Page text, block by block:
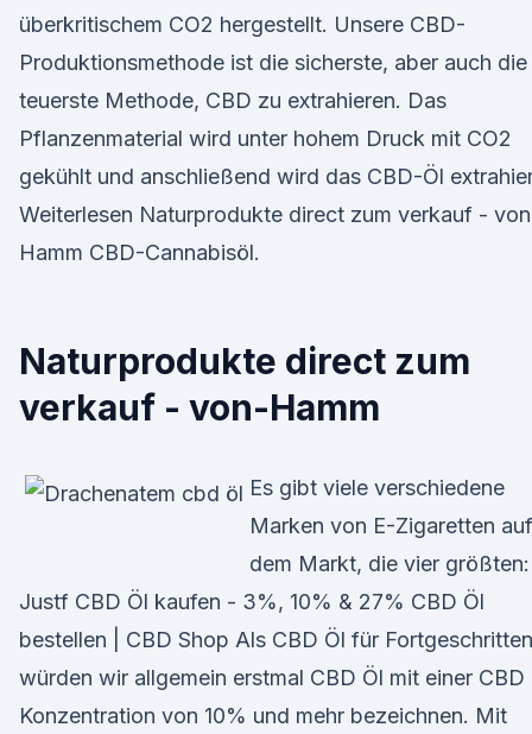
überkritischem CO2 hergestellt. Unsere CBD-
Produktionsmethode ist die sicherste, aber auch die
teuerste Methode, CBD zu extrahieren. Das
Pflanzenmaterial wird unter hohem Druck mit CO2
gekühlt und anschließend wird das CBD-Öl
Weiterlesen Naturprodukte direct zum verkauf -
Hamm CBD-Cannabisöl.
Naturprodukte direct zum
verkauf - von-Hamm
Es gibt viele verschiedene
Marken von E-Zigaretten auf
dem Markt, die vier größten:
Justf CBD Öl kaufen - 3%, 10% & 27% CBD Öl
bestellen | CBD Shop Als CBD Öl für
würden wir allgemein erstmal CBD Öl mit einer CBD
Konzentration von 10% und mehr bezeichnen. Mit